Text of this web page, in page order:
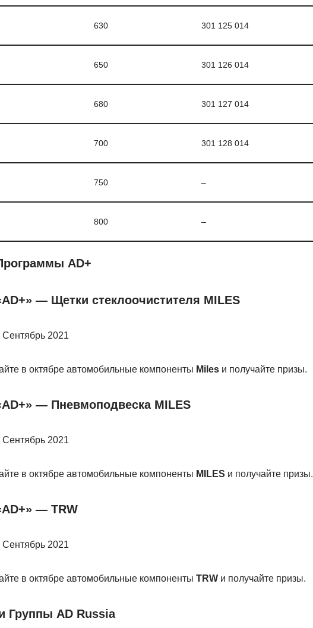
630 301 125 014
650 301 126 014
680 301 127 014
700 301 128 014
750 –
800 –
AD+
— Щетки стеклоочистителя MILES
2021
в октябре автомобильные компоненты Milesи получайте призы.
— Пневмоподвеска MILES
2021
в октябре автомобильные компоненты MILES и получайте призы.
— TRW
2021
в октябре автомобильные компоненты TRWи получайте призы.
Группы AD Russia